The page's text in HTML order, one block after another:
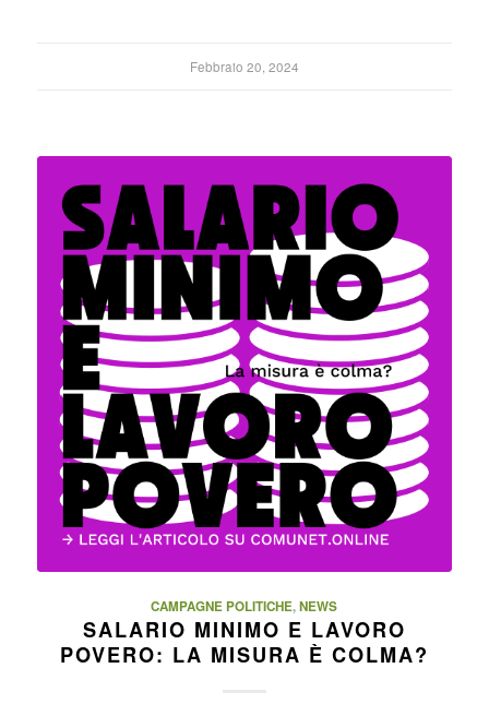
Febbraio 20, 2024
CAMPAGNE POLITICHE,NEWS
SALARIO MINIMO E LAVORO
POVERO: LA MISURA È COLMA?